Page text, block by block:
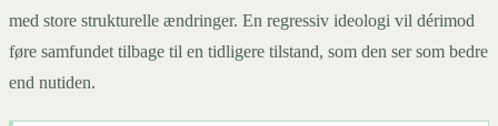
med store strukturelle ændringer. En regressiv ideologi vil dérimod
føre samfundet tilbage til en tidligere tilstand, som den ser som bedre
end nutiden.